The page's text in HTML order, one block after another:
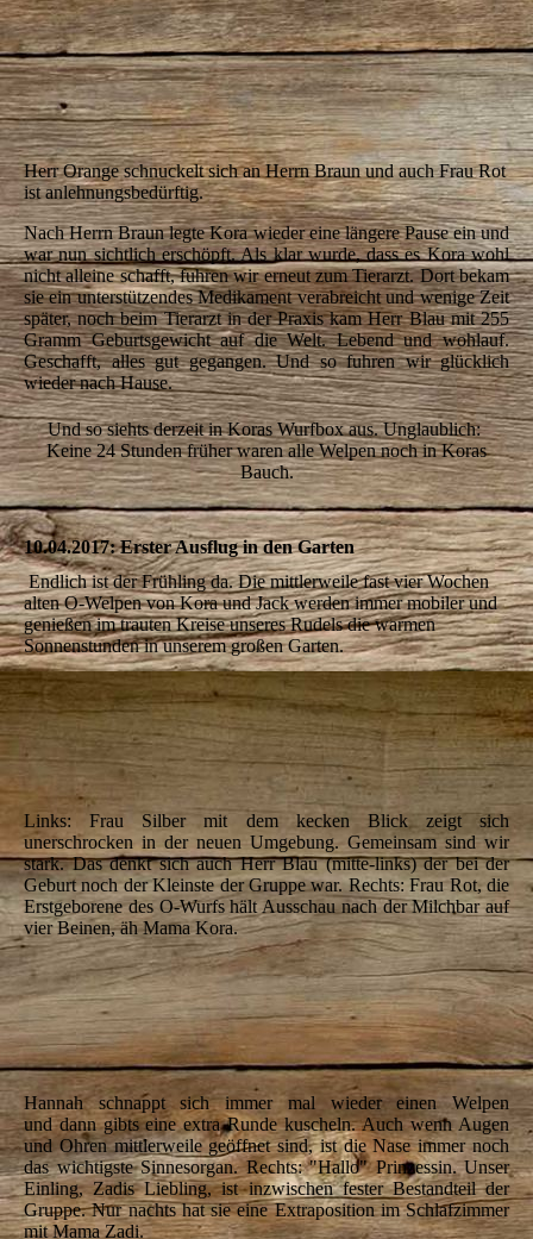
IMG_5705
Herr Orange schnuckelt sich an Herrn Braun und auch Frau Rot
ist anlehnungsbedürftig.
Nach Herrn Braun legte Kora wieder eine längere Pause ein und
war nun sichtlich erschöpft. Als klar wurde, dass es Kora wohl
nicht alleine schafft, fuhren wir erneut zum Tierarzt. Dort bekam
sie ein unterstützendes Medikament verabreicht und wenige Zeit
später, noch beim Tierarzt in der Praxis kam Herr Blau mit 255
Gramm Geburtsgewicht auf die Welt. Lebend und wohlauf.
Geschafft, alles gut gegangen. Und so fuhren wir glücklich
wieder nach Hause.
Und so siehts derzeit in Koras Wurfbox aus. Unglaublich:
Keine 24 Stunden früher waren alle Welpen noch in Koras
Bauch.
10.04.2017: Erster Ausflug in den Garten
Endlich ist der Frühling da. Die mittlerweile fast vier Wochen
alten O-Welpen von Kora und Jack werden immer mobiler und
genießen im trauten Kreise unseres Rudels die warmen
Sonnenstunden in unserem großen Garten.
IMG_6287
IMG_6298
IMG_6299
Links: Frau Silber mit dem kecken Blick zeigt sich
unerschrocken in der neuen Umgebung. Gemeinsam sind wir
stark. Das denkt sich auch Herr Blau (mitte-links) der bei der
Geburt noch der Kleinste der Gruppe war. Rechts: Frau Rot, die
Erstgeborene des O-Wurfs hält Ausschau nach der Milchbar auf
vier Beinen, äh Mama Kora.
IMG_6303
IMG_6304
IMG_6306
Hannah schnappt sich immer mal wieder einen Welpen
und dann gibts eine extra Runde kuscheln. Auch wenn Augen
und Ohren mittlerweile geöffnet sind, ist die Nase immer noch
das wichtigste Sinnesorgan. Rechts: "Hallo" Prinzessin. Unser
Einling, Zadis Liebling, ist inzwischen fester Bestandteil der
Gruppe. Nur nachts hat sie eine Extraposition im Schlafzimmer
mit Mama Zadi.